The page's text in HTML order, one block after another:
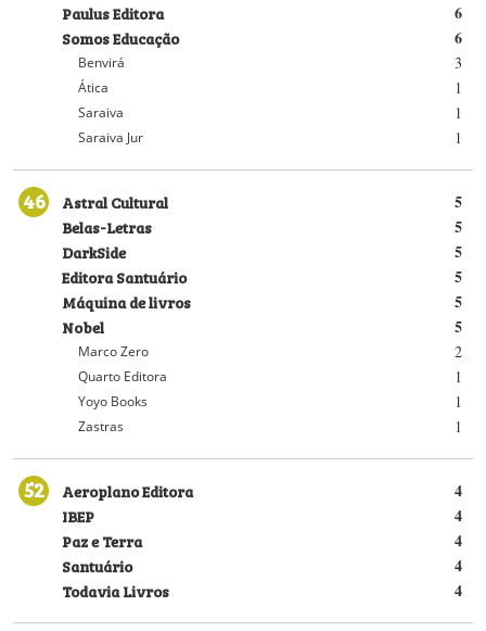
6
Paulus Editora
6
Somos Educação
3
Benvirá
1
Ática
1
Saraiva
1
Saraiva Jur
46 5
Astral Cultural
5
Belas-Letras
5
DarkSide
5
Editora Santuário
5
Máquina de livros
5
Nobel
2
Marco Zero
1
Quarto Editora
1
Yoyo Books
1
Zastras
52 4
Aeroplano Editora
4
IBEP
4
Paz e Terra
4
Santuário
4
Todavia Livros